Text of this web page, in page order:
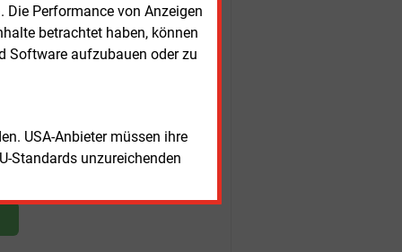
Performance von Anzeigen
betrachtet haben, können
Software aufzubauen oder zu
USA-Anbieter müssen ihre
Standards unzureichenden
Kunden